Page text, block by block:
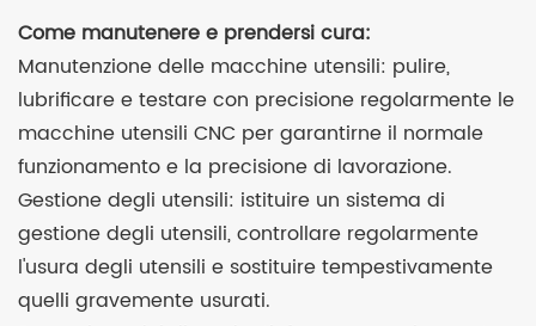
Come manutenere e prendersi cura:
Manutenzione delle macchine utensili: pulire,
lubrificare e testare con precisione regolarmente le
macchine utensili CNC per garantirne il normale
funzionamento e la precisione di lavorazione.
Gestione degli utensili: istituire un sistema di
gestione degli utensili, controllare regolarmente
l'usura degli utensili e sostituire tempestivamente
quelli gravemente usurati.